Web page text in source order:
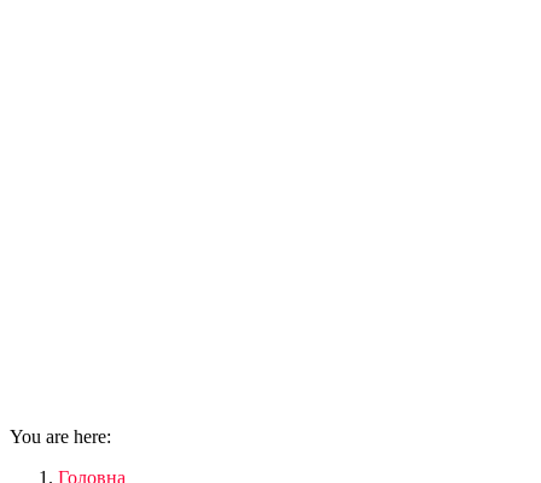
You are here:
Головна